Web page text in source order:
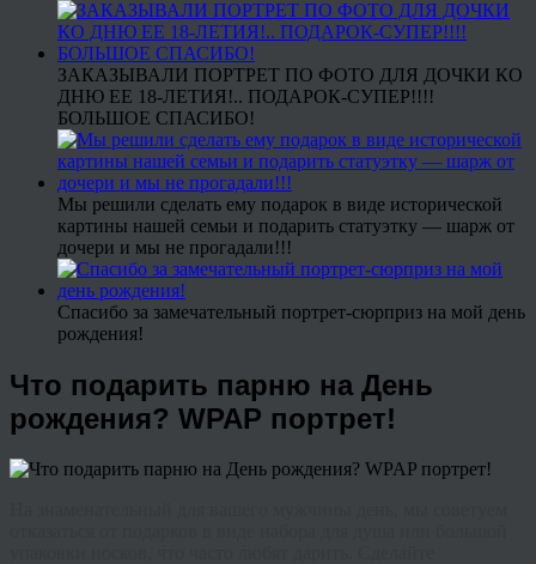
ЗАКАЗЫВАЛИ ПОРТРЕТ ПО ФОТО ДЛЯ ДОЧКИ КО
ДНЮ ЕЕ 18-ЛЕТИЯ!.. ПОДАРОК-СУПЕР!!!!
БОЛЬШОЕ СПАСИБО!
Мы решили сделать ему подарок в виде исторической
картины нашей семьи и подарить статуэтку — шарж от
дочери и мы не прогадали!!!
Спасибо за замечательный портрет-сюрприз на мой день
рождения!
Что подарить парню на День
рождения? WPAP портрет!